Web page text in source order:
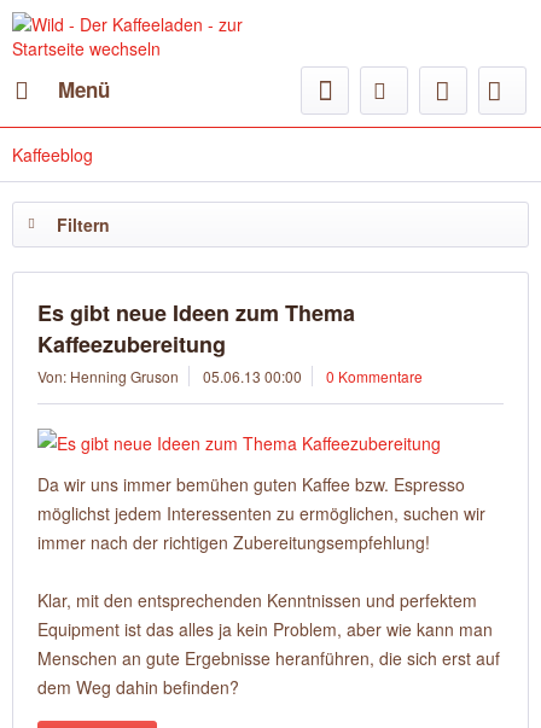
Menü
Kaffeeblog
Filtern
Es gibt neue Ideen zum Thema
Kaffeezubereitung
Von: Henning Gruson 05.06.13 00:00 0 Kommentare
Da wir uns immer bemühen guten Kaffee bzw. Espresso
möglichst jedem Interessenten zu ermöglichen, suchen wir
immer nach der richtigen Zubereitungsempfehlung!
Klar, mit den entsprechenden Kenntnissen und perfektem
Equipment ist das alles ja kein Problem, aber wie kann man
Menschen an gute Ergebnisse heranführen, die sich erst auf
dem Weg dahin befinden?